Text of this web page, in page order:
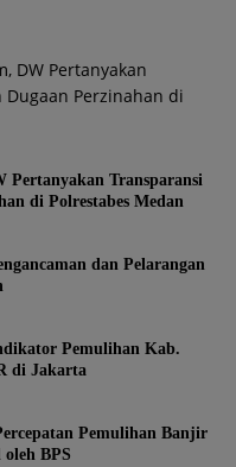
Pertanyakan Transparansi
di Polrestabes Medan
dan Pelarangan
Pemulihan Kab.
di Jakarta
Pemulihan Banjir
BPS